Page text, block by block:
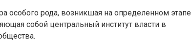
особого рода, возникшая на определенном этапе
собой центральный институт власти в